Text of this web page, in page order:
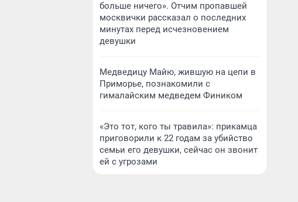
больше ничего». Отчим пропавшей
москвички рассказал о последних
минутах перед исчезновением
девушки
Медведицу Майю, жившую на цепи в
Приморье, познакомили с
гималайским медведем Фиником
«Это тот, кого ты травила»: прикамца
приговорили к 22 годам за убийство
семьи его девушки, сейчас он звонит
ей с угрозами